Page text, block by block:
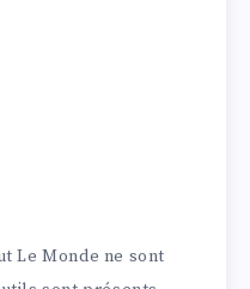
Le Monde ne sont